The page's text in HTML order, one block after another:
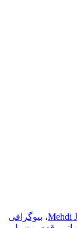
، بیوگرافی